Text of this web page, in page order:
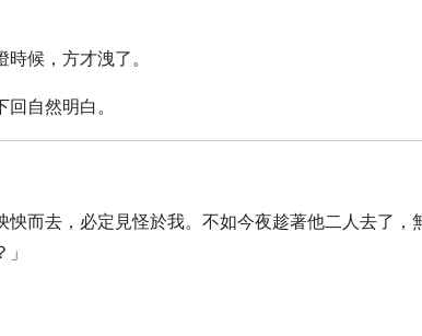
候，方才洩了。
自然明白。
而去，必定見怪於我。不如今夜趁著他二人去了，